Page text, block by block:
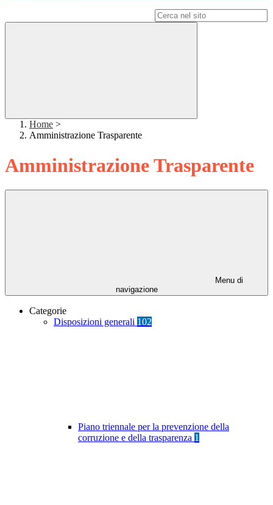
Home >
Amministrazione Trasparente
Amministrazione Trasparente
Menu di
navigazione
Categorie
Disposizioni generali 102
Piano triennale per la prevenzione della
corruzione e della trasparenza 1